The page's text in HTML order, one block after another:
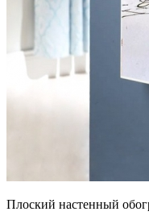
Плоский настенный